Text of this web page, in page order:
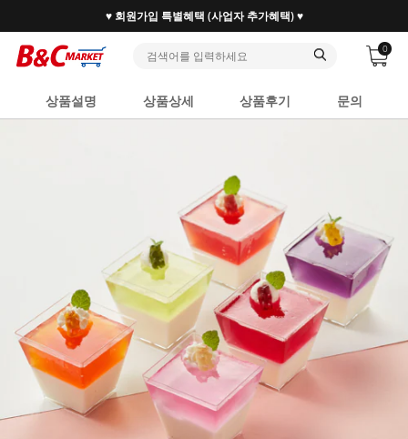
♥ 회원가입 특별혜택 (사업자 추가혜택) ♥
0
상품설명 상품상세 상품후기 문의